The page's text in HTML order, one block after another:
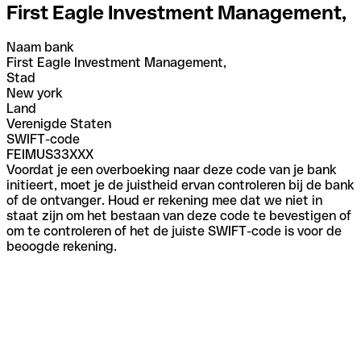
First Eagle Investment Management,
Naam bank
First Eagle Investment Management,
Stad
New york
Land
Verenigde Staten
SWIFT-code
FEIMUS33XXX
Voordat je een overboeking naar deze code van je bank
initieert, moet je de juistheid ervan controleren bij de bank
of de ontvanger. Houd er rekening mee dat we niet in
staat zijn om het bestaan van deze code te bevestigen of
om te controleren of het de juiste SWIFT-code is voor de
beoogde rekening.